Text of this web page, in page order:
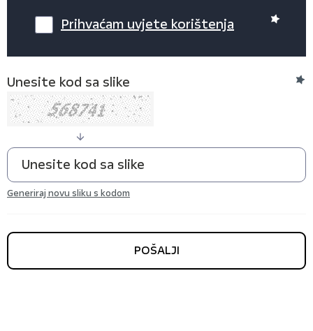
Prihvaćam uvjete korištenja
Generiraj novu sliku s kodom
Unesite kod sa slike